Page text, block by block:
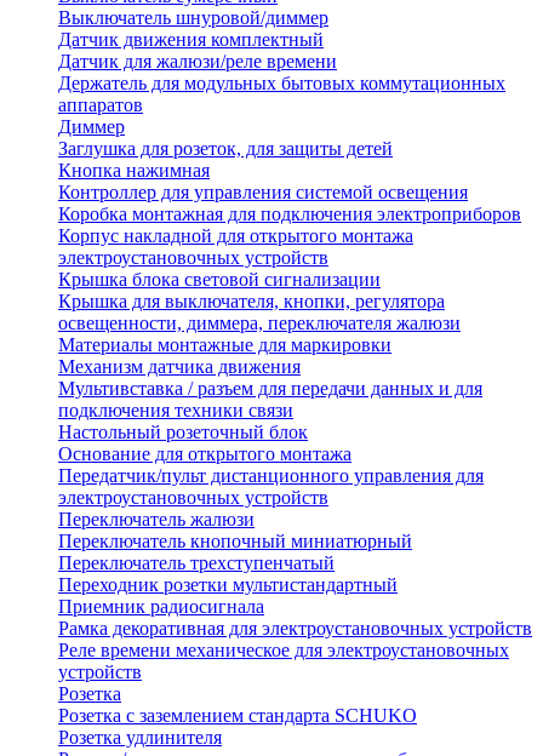
Выключатель шнуровой/диммер
Датчик движения комплектный
Датчик для жалюзи/реле времени
Держатель для модульных бытовых коммутационных
аппаратов
Диммер
Заглушка для розеток, для защиты детей
Кнопка нажимная
Контроллер для управления системой освещения
Коробка монтажная для подключения электроприборов
Корпус накладной для открытого монтажа
электроустановочных устройств
Крышка блока световой сигнализации
Крышка для выключателя, кнопки, регулятора
освещенности, диммера, переключателя жалюзи
Материалы монтажные для маркировки
Механизм датчика движения
Мультивставка / разъем для передачи данных и для
подключения техники связи
Настольный розеточный блок
Основание для открытого монтажа
Передатчик/пульт дистанционного управления для
электроустановочных устройств
Переключатель жалюзи
Переключатель кнопочный миниатюрный
Переключатель трехступенчатый
Переходник розетки мультистандартный
Приемник радиосигнала
Рамка декоративная для электроустановочных устройств
Реле времени механическое для электроустановочных
устройств
Розетка
Розетка с заземлением стандарта SCHUKO
Розетка удлинителя